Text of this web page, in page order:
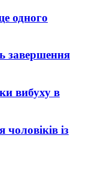
одного
завершення
вибуху в
із